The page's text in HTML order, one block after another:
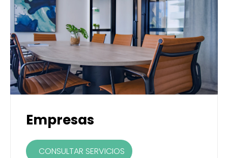
Empresas
CONSULTAR SERVICIOS